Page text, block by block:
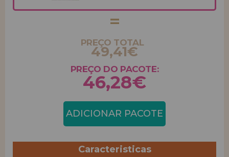
PREÇO TOTAL
49,41€
PREÇO DO PACOTE:
46,28€
ADICIONAR PACOTE
Caracteristicas